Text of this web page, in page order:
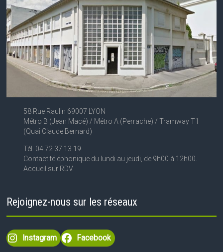
58 Rue Raulin 69007 LYON
Métro B (Jean Macé) / Métro A (Perrache) / Tramway T1
(Quai Claude Bernard)
Tél. 04 72 37 13 19
Contact téléphonique du lundi au jeudi, de 9h00 à 12h00.
Accueil sur RDV.
Rejoignez-nous sur les réseaux
Instagram Facebook